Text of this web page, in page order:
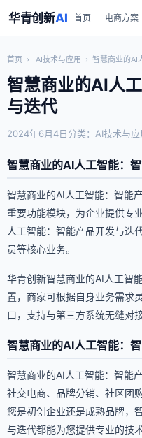
华青创新AI 首页 电商方案
首页 › AI技术与应用 › 智慧商业的AI
智慧商业的AI人
与迭代
2024年6月4日分类：AI技术与应
智慧商业的AI人工智能：
智慧商业的AI人工智能：智能
重要功能模块，为企业提供专
人工智能：智能产品开发与迭
员等核心业务。
华青创新智慧商业的AI人工智
置，商家可根据自身业务需求
口，支持与第三方系统无缝对接
智慧商业的AI人工智能：
智慧商业的AI人工智能：智能
社交电商、品牌分销、社区团
您是初创企业还是成熟品牌，
与迭代都能为您提供专业的技术